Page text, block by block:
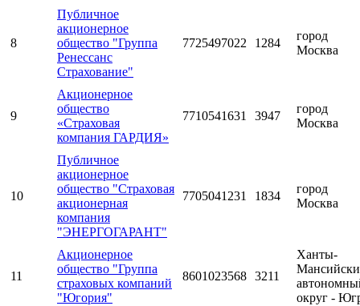
8
Публичное
акционерное
общество "Группа
Ренессанс
Страхование"
7725497022 1284
город
Москва
9
Акционерное
общество
«Страховая
компания ГАРДИЯ»
7710541631 3947
город
Москва
10
Публичное
акционерное
общество "Страховая
акционерная
компания
"ЭНЕРГОГАРАНТ"
7705041231 1834
город
Москва
11
Акционерное
общество "Группа
страховых компаний
"Югория"
8601023568 3211
Ханты-
округ -